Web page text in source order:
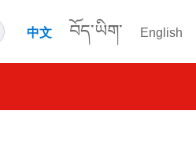
中文 བོད་ཡིག་ English